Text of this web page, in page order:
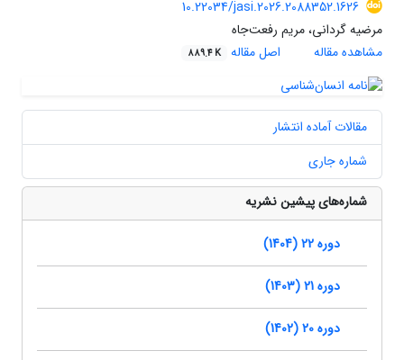
10.22034/jasi.2026.2088352.1626
مرضیه گردانی، مریم رفعت‌جاه
مشاهده مقاله
اصل مقاله 889.4 K
مقالات آماده انتشار
شماره جاری
شماره‌های پیشین نشریه
دوره 22 (1404)
دوره 21 (1403)
دوره 20 (1402)